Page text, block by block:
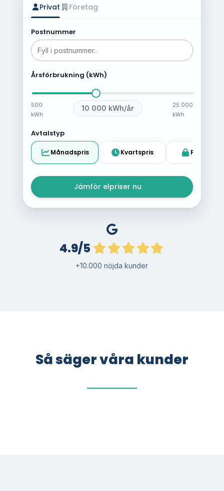
Privat Företag
Postnummer
Årsförbrukning (kWh)
500
kWh
10 000 kWh/år
25 000
kWh
Avtalstyp
Månadspris Kvartspris Fast pris
Jämför elpriser nu
4.9/5
+10.000 nöjda kunder
Så säger våra kunder